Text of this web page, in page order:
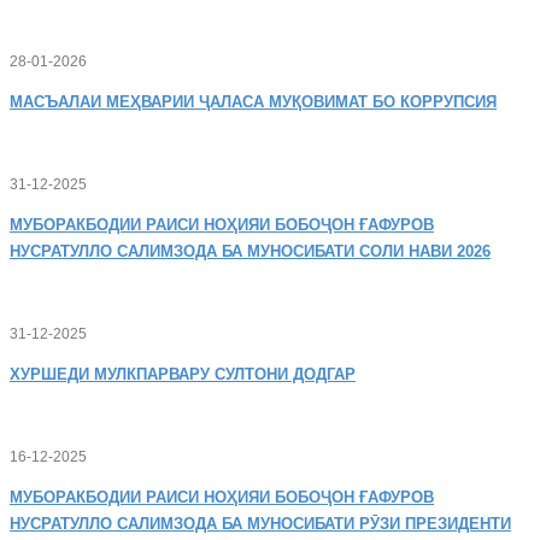
28-01-2026
МАСЪАЛАИ МЕҲВАРИИ ҶАЛАСА МУҚОВИМАТ БО КОРРУПСИЯ
31-12-2025
МУБОРАКБОДИИ РАИСИ НОҲИЯИ БОБОҶОН ҒАФУРОВ
НУСРАТУЛЛО САЛИМЗОДА БА МУНОСИБАТИ СОЛИ НАВИ 2026
31-12-2025
ХУРШЕДИ МУЛКПАРВАРУ СУЛТОНИ ДОДГАР
16-12-2025
МУБОРАКБОДИИ РАИСИ НОҲИЯИ БОБОҶОН ҒАФУРОВ
НУСРАТУЛЛО САЛИМЗОДА БА МУНОСИБАТИ РӮЗИ ПРЕЗИДЕНТИ